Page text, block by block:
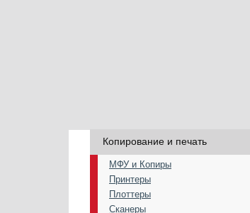
Копирование и печать
МФУ и Копиры
Принтеры
Плоттеры
Сканеры